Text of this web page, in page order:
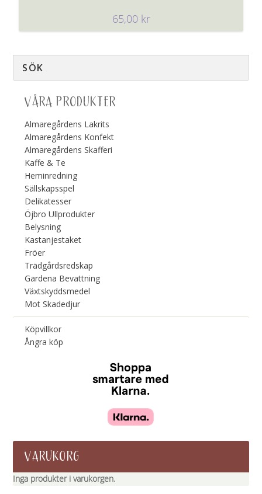
65,00 kr
VÅRA PRODUKTER
Almaregårdens Lakrits
Almaregårdens Konfekt
Almaregårdens Skafferi
Kaffe & Te
Heminredning
Sällskapsspel
Delikatesser
Öjbro Ullprodukter
Belysning
Kastanjestaket
Fröer
Trädgårdsredskap
Gardena Bevattning
Växtskyddsmedel
Mot Skadedjur
Köpvillkor
Ångra köp
VARUKORG
Inga produkter i varukorgen.